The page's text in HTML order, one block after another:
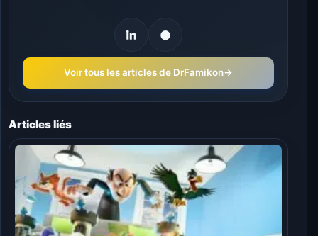
Voir tous les articles de DrFamikon→
Articles liés